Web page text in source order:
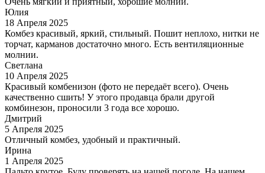
Юлия
18 Апреля 2025
Комбез красивый, яркий, стильный. Пошит неплохо, нитки не
торчат, карманов достаточно много. Есть вентиляционные
молнии.
Светлана
10 Апреля 2025
Красивый комбенизон (фото не передаёт всего). Очень
качественно сшить! У этого продавца брали другой
комбинезон, проносили 3 года все хорошо.
Дмитрий
5 Апреля 2025
Отличный комбез, удобный и практичный.
Ирина
1 Апреля 2025